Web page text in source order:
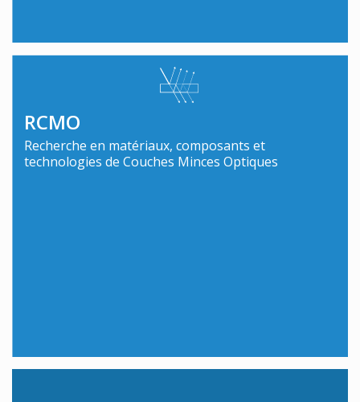
RCMO
Recherche en matériaux, composants et
technologies de Couches Minces Optiques